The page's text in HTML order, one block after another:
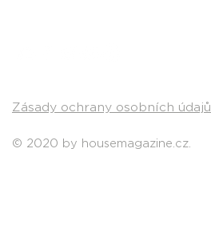
Zásady ochrany osobních údajů
© 2020 by housemagazine.cz.